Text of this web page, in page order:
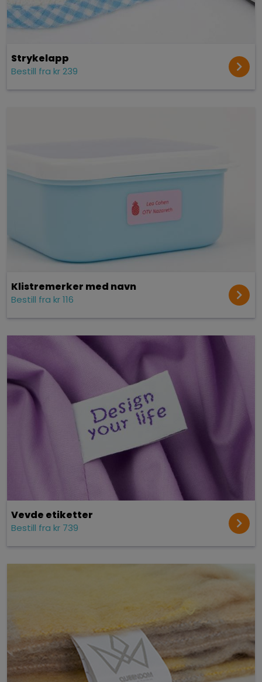
Strykelapp
Bestill fra kr 239
Klistremerker med navn
Bestill fra kr 116
Vevde etiketter
Bestill fra kr 739